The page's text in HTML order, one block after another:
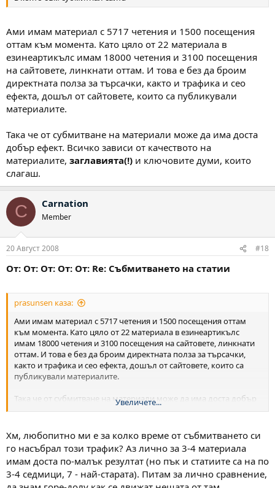
Ами имам материал с 5717 четения и 1500 посещения
оттам към момента. Като цяло от 22 материала в
езинеартикълс имам 18000 четения и 3100 посещения
на сайтовете, линкнати оттам. И това е без да броим
директната полза за търсачки, както и трафика и сео
ефекта, дошъл от сайтовете, които са публикували
материалите.
Така че от субмитване на материали може да има доста
добър ефект. Всичко зависи от качеството на
материалите, заглавията(!) и ключовите думи, които
слагаш.
C Carnation
Member
20 Август 2008 #18
От: От: От: От: От: Re: Събмитването на статии
prasunsen каза:
Ами имам материал с 5717 четения и 1500 посещения оттам
към момента. Като цяло от 22 материала в езинеартикълс
имам 18000 четения и 3100 посещения на сайтовете, линкнати
оттам. И това е без да броим директната полза за търсачки,
както и трафика и сео ефекта, дошъл от сайтовете, които са
публикували материалите.
Така че от субмитване на материали може да има доста добър
ефект. Всичко зависи от качеството на материалите,
Увеличете...
Хм, любопитно ми е за колко време от събмитването си
го насъбрал този трафик? Аз лично за 3-4 материала
имам доста по-малък резултат (но пък и статиите са на по
3-4 седмици, 7 - най-старата). Питам за лично сравнение,